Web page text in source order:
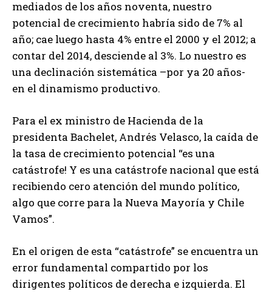
mediados de los años noventa, nuestro
potencial de crecimiento habría sido de 7% al
año; cae luego hasta 4% entre el 2000 y el 2012; a
contar del 2014, desciende al 3%. Lo nuestro es
una declinación sistemática –por ya 20 años-
en el dinamismo productivo.
Para el ex ministro de Hacienda de la
presidenta Bachelet, Andrés Velasco, la caída de
la tasa de crecimiento potencial “es una
catástrofe! Y es una catástrofe nacional que está
recibiendo cero atención del mundo político,
algo que corre para la Nueva Mayoría y Chile
Vamos”.
En el origen de esta “catástrofe” se encuentra un
error fundamental compartido por los
dirigentes políticos de derecha e izquierda. El